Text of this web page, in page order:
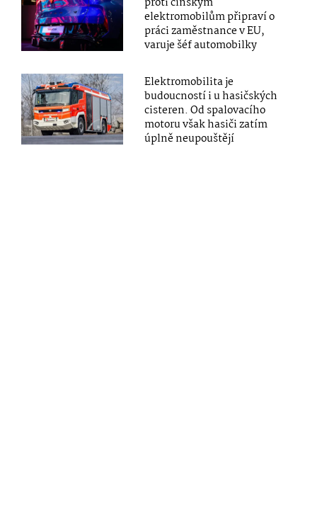
elektromobilům připraví o
práci zaměstnance v EU,
varuje šéf automobilky
Elektromobilita je
budoucností i u hasičských
cisteren. Od spalovacího
motoru však hasiči zatím
úplně neupouštějí